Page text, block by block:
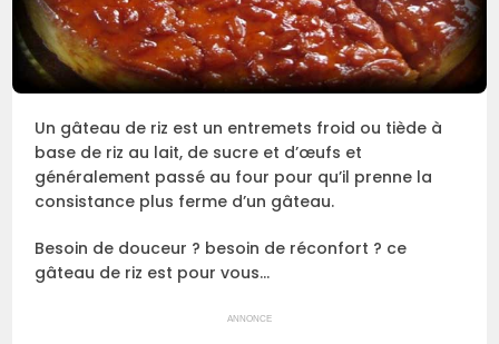
Un gâteau de riz est un entremets froid ou tiède à
base de riz au lait, de sucre et d’œufs et
généralement passé au four pour qu’il prenne la
consistance plus ferme d’un gâteau.
Besoin de douceur ? besoin de réconfort ? ce
gâteau de riz est pour vous…
ANNONCE